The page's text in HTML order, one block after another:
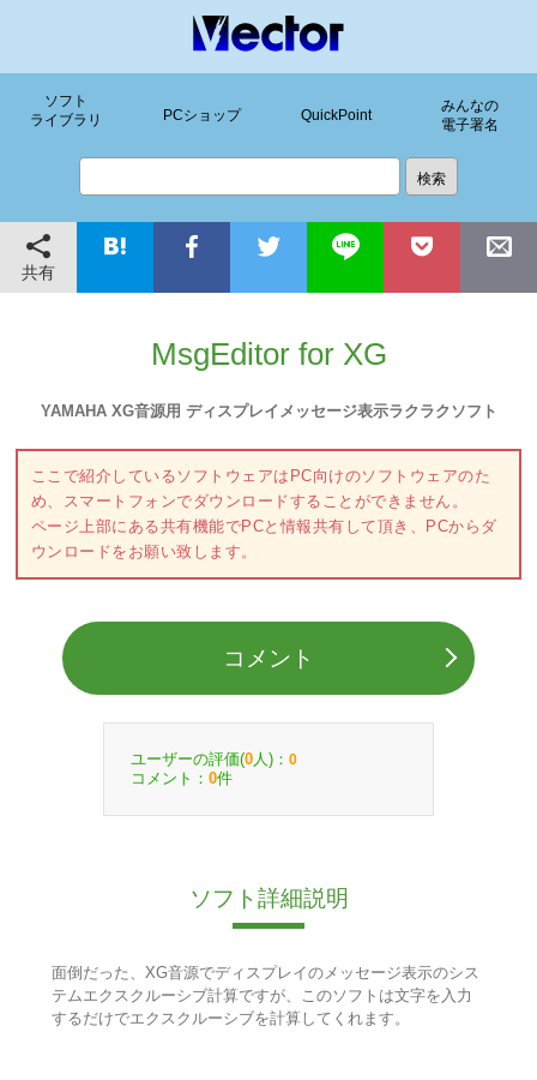
ソフト
ライブラリ
PCショップ QuickPoint
みんなの
電子署名
共有
MsgEditor for XG
YAMAHA XG音源用 ディスプレイメッセージ表示ラクラクソフト
ここで紹介しているソフトウェアはPC向けのソフトウェアのた
め、スマートフォンでダウンロードすることができません。
ページ上部にある共有機能でPCと情報共有して頂き、PCからダ
ウンロードをお願い致します。
コメント
ユーザーの評価(0 人)： 0
コメント： 0件
ソフト詳細説明
面倒だった、XG音源でディスプレイのメッセージ表示のシス
テムエクスクルーシブ計算ですが、このソフトは文字を入力
するだけでエクスクルーシブを計算してくれます。